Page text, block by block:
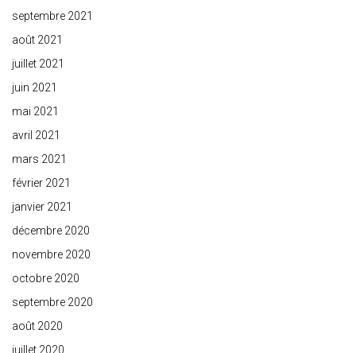
septembre 2021
août 2021
juillet 2021
juin 2021
mai 2021
avril 2021
mars 2021
février 2021
janvier 2021
décembre 2020
novembre 2020
octobre 2020
septembre 2020
août 2020
juillet 2020